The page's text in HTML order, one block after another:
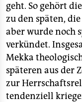
geht. So gehört
zu den späten,
aber wurde noch
verkündet.
Mekka
späteren aus der
zur
tendenziell